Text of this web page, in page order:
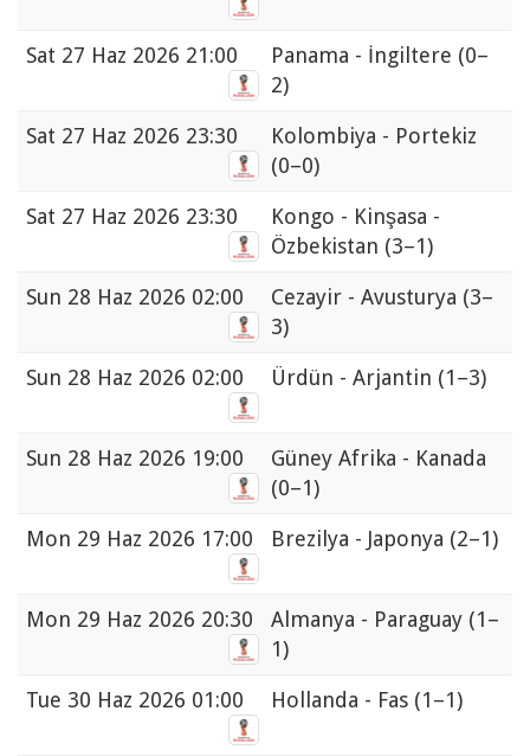
Sat 27 Haz 2026 21:00 Panama - İngiltere (0–
2)
Sat 27 Haz 2026 23:30
Kolombiya - Portekiz
(0–0)
Sat 27 Haz 2026 23:30
Kongo - Kinşasa -
Özbekistan (3–1)
Sun 28 Haz 2026 02:00 Cezayir - Avusturya (3–
3)
Sun 28 Haz 2026 02:00 Ürdün - Arjantin (1–3)
Sun 28 Haz 2026 19:00
Güney Afrika - Kanada
(0–1)
Mon 29 Haz 2026 17:00 Brezilya - Japonya (2–1)
Mon 29 Haz 2026 20:30 Almanya - Paraguay (1–
1)
Tue 30 Haz 2026 01:00 Hollanda - Fas (1–1)